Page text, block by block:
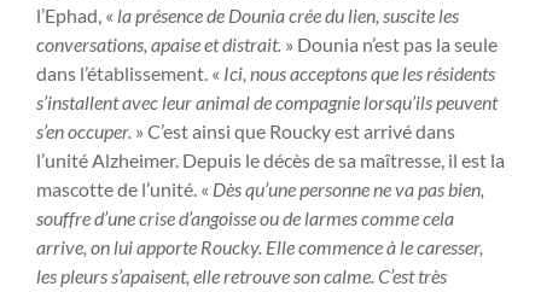
l’Ephad, « la présence de Dounia crée du lien, suscite les
conversations, apaise et distrait. » Dounia n’est pas la seule
dans l’établissement. « Ici, nous acceptons que les résidents
s’installent avec leur animal de compagnie lorsqu’ils peuvent
s’en occuper. » C’est ainsi que Roucky est arrivé dans
l’unité Alzheimer. Depuis le décès de sa maîtresse, il est la
mascotte de l’unité. « Dès qu’une personne ne va pas bien,
souffre d’une crise d’angoisse ou de larmes comme cela
arrive, on lui apporte Roucky. Elle commence à le caresser,
les pleurs s’apaisent, elle retrouve son calme. C’est très